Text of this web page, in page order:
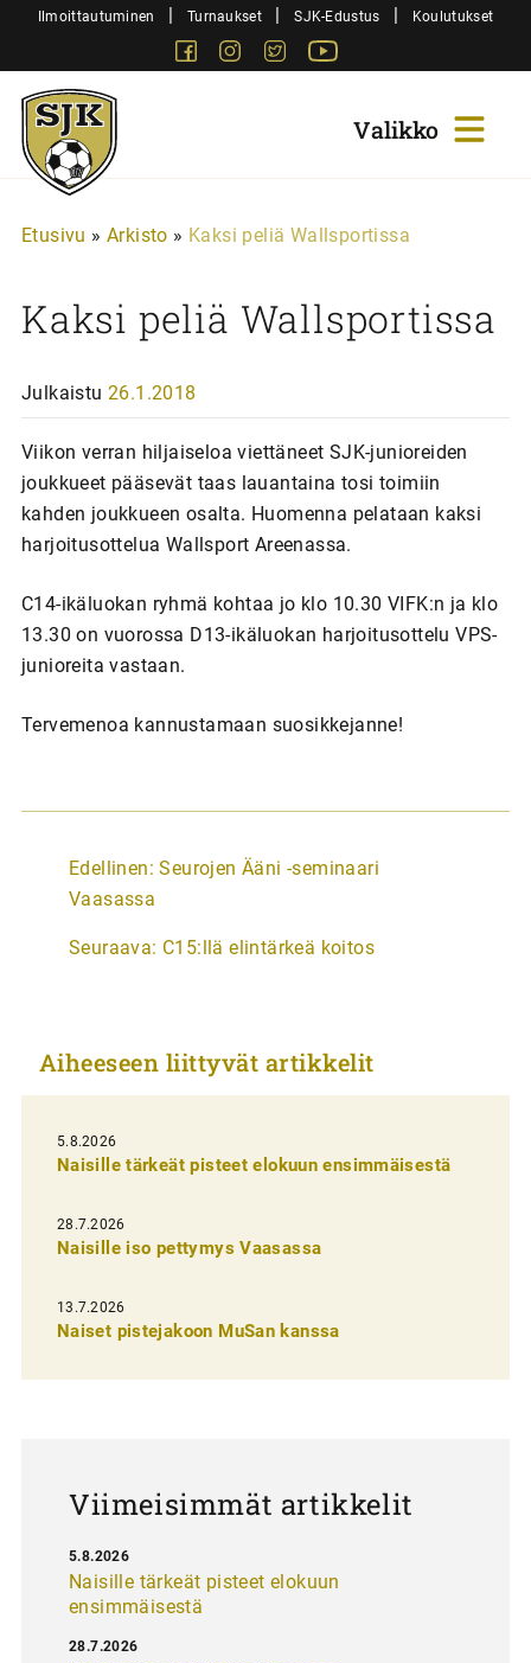
SiirryIlmoittautuminen | Turnaukset | SJK-Edustus | Koulutukset
FacebookInstagram
Twitter
Sjk-
Juniorit
Etusivu » Arkisto » Kaksi peliä Wallsportissa
Kaksi peliä Wallsportissa
Julkaistu 26.1.2018
Viikon verran hiljaiseloa viettäneet SJK-junioreiden
joukkueet pääsevät taas lauantaina tosi toimiin
kahden joukkueen osalta. Huomenna pelataan kaksi
harjoitusottelua Wallsport Areenassa.
C14-ikäluokan ryhmä kohtaa jo klo 10.30 VIFK:n ja klo
13.30 on vuorossa D13-ikäluokan harjoitusottelu VPS-
junioreita vastaan.
Tervemenoa kannustamaan suosikkejanne!
A
r
i
e
i
e
n
s
e
l
Edellinen: Seurojen Ääni -seminaari
Vaasassa
Seuraava: C15:llä elintärkeä koitos
Aiheeseen liittyvät artikkelit
5.8.2026
Naisille tärkeät pisteet elokuun ensimmäisestä
28.7.2026
Naisille iso pettymys Vaasassa
13.7.2026
Naiset pistejakoon MuSan kanssa
Viimeisimmät artikkelit
Naisille tärkeät pisteet elokuun
ensimmäisestä
5.8.2026
28.7.2026